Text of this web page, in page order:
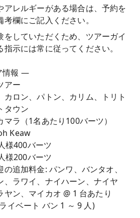
アレルギーがある場合は、予約を
欄にご記入ください。
をしていただくため、ツアーガイ
指示には常に従ってください。
情報 —
アー
カロン、パトン、カリム、トリト
タウン
ラ（1名あたり100バーツ）
Keaw
様400バーツ
様200バーツ
追加料金: パンワ、バンタオ、
、ラワイ、ナイハーン、ナイヤ
ヤン、マイカオ @ 1 台あたり
イベート バン 1 ～ 9 人)